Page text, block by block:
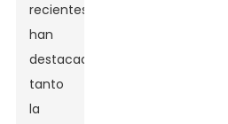
recientes
han
destacado
tanto
la